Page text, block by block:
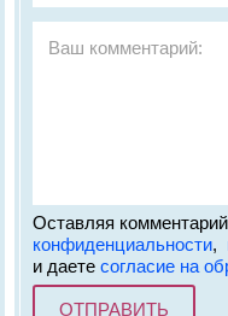
Оставляя
конфиденциальности,
и даетесогласие на